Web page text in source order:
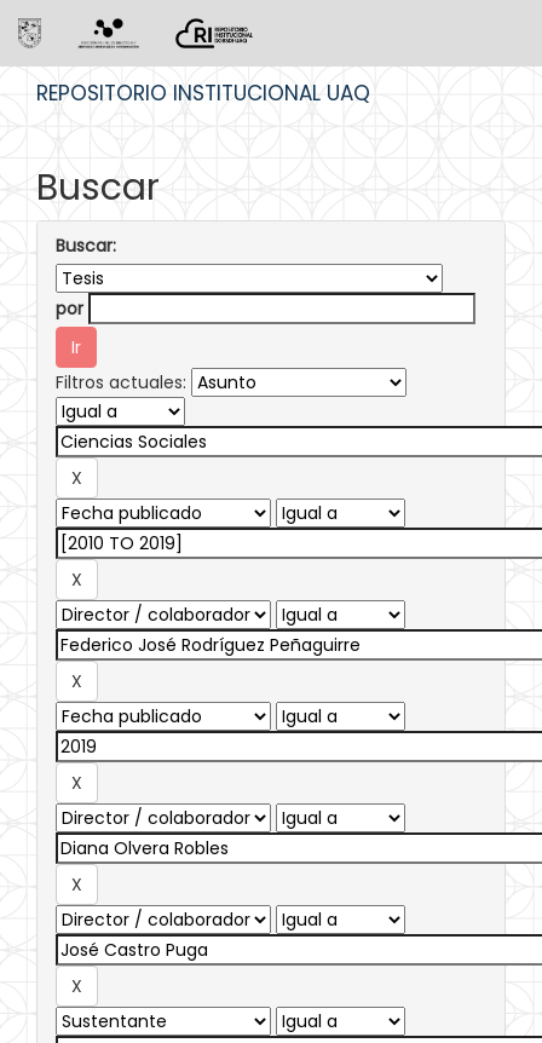
REPOSITORIO INSTITUCIONAL UAQ
Buscar
Buscar:
por
Filtros actuales: